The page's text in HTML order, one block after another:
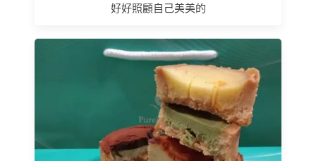
好好照顧自己美美的